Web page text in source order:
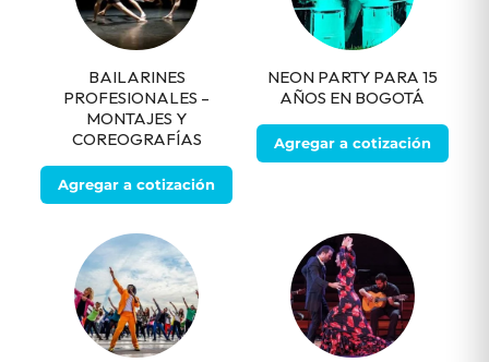
BAILARINES
PROFESIONALES –
MONTAJES Y
COREOGRAFÍAS
Agregar a cotización
NEON PARTY PARA 15
AÑOS EN BOGOTÁ
Agregar a cotización